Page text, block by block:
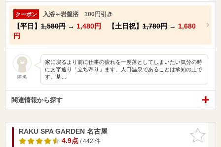
クーポン 入浴＋岩盤浴 100円引き
【平日】 1,580円 → 1,480円 【土日祝】 1,780円 → 1,680
円
匿名
家に戻るより前に仕事の疲れを一度落としてしまいたい気分の時
に文字通り「立ち寄り」ます。人口温泉であることは承知の上で
す。基…
関連情報から探す
お気に入
りに追加
RAKU SPA GARDEN 名古屋
4.9点/ 442 件